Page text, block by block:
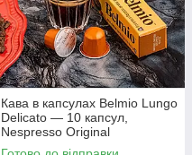
Кава в капсулах Belmio Lungo
Delicato — 10 капсул,
Nespresso Original